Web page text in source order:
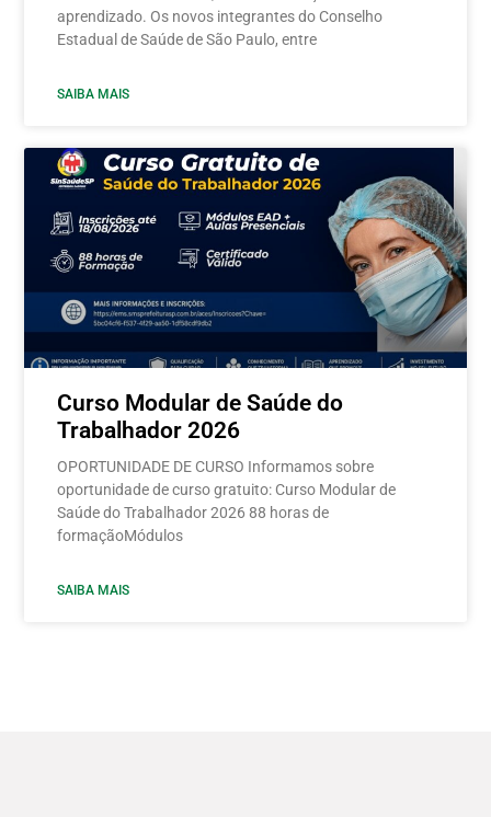
aprendizado. Os novos integrantes do Conselho
Estadual de Saúde de São Paulo, entre
SAIBA MAIS
Curso Modular de Saúde do
Trabalhador 2026
OPORTUNIDADE DE CURSO Informamos sobre
oportunidade de curso gratuito: Curso Modular de
Saúde do Trabalhador 2026 88 horas de
formaçãoMódulos
SAIBA MAIS